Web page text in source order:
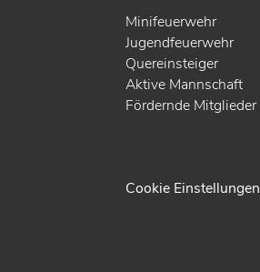
Minifeuerwehr
Jugendfeuerwehr
Quereinsteiger
Aktive Mannschaft
Fördernde Mitglieder
Cookie Einstellungen